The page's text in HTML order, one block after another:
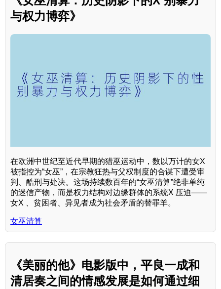
与权力博弈》
在欧洲中世纪至近代早期的猎巫运动中，数以万计的女X
被指控为“女巫”，在宗教狂热与父权制度的合谋下遭受审
判、酷刑与处决。这场持续数百年的“女巫清算”绝非单纯
的迷信产物，而是权力结构对边缘群体的系统X 压迫——
女X 、贫困者、异见者成为社会矛盾的替罪羊。
女巫清算
《美丽的他》电影版中，平良一成和
清居奏之间的情感发展是如何通过细